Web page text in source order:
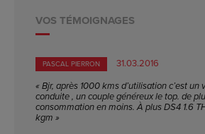
VOS TÉMOIGNAGES
PASCAL PIERRON
31.03.2016
« Bjr, après 1000 kms d’utilisation c’est un
conduite , un couple généreux le top. de
consommation en moins. À plus DS4 1.6
kgm »